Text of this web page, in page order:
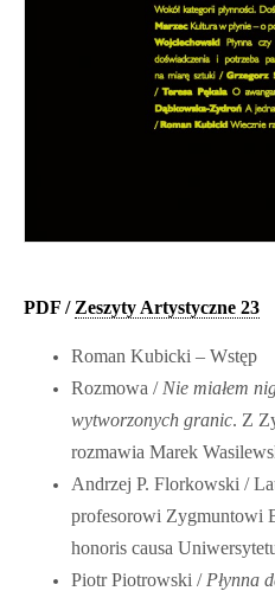
PDF / Zeszyty Artystyczne 23
Roman Kubicki – Wstęp
Rozmowa / Nie miałem
wytworzonych granic. Z
rozmawia Marek
Andrzej P. Florkowski /
profesorowi Zygmuntowi
honoris causa
Piotr Piotrowski / Płynna